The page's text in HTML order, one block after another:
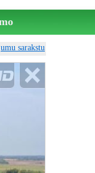
sarakstu